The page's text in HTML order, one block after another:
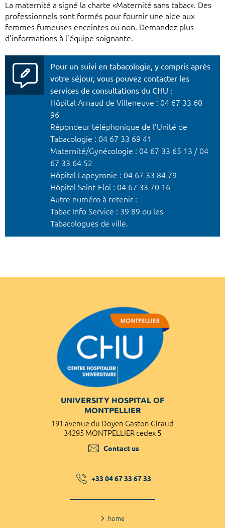
La maternité a signé la charte «Maternité sans tabac». Des
professionnels sont formés pour fournir une aide aux
femmes fumeuses enceintes ou non. Demandez plus
d’informations à l’équipe soignante.
Pour un suivi en tabacologie, y compris après
votre séjour, vous pouvez contacter les
services de consultations du CHU :
Hôpital Arnaud de Villeneuve : 04 67 33 60
96
Répondeur téléphonique de l’Unité de
Tabacologie : 04 67 33 69 41
Maternité/Gynécologie : 04 67 33 65 13 / 04
67 33 64 52
Hôpital Lapeyronie : 04 67 33 84 79
Hôpital Saint-Eloi : 04 67 33 70 16
Autre numéro à retenir :
Tabac Info Service : 39 89 ou les
Tabacologues de ville.
UNIVERSITY HOSPITAL OF
MONTPELLIER
191 avenue du Doyen Gaston Giraud
34295 MONTPELLIER cedex 5
Contact us
+33 04 67 33 67 33
home